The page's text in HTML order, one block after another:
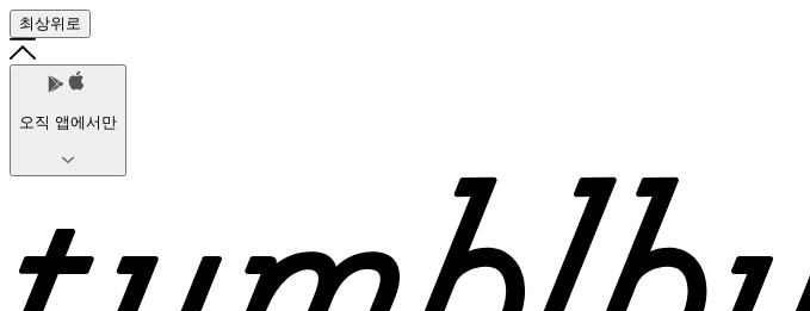
최상위로
오직 앱에서만